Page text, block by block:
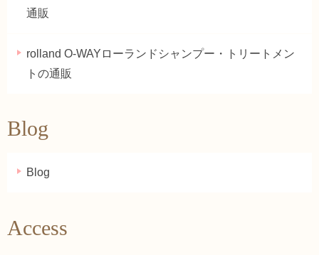
通販
rolland O-WAYローランドシャンプー・トリートメン
トの通販
Blog
Blog
Access